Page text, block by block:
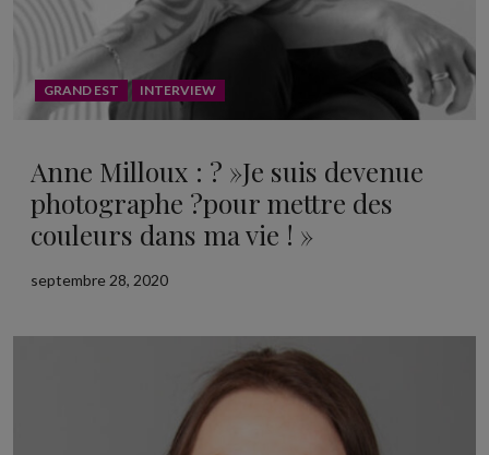
GRAND EST INTERVIEW
Anne Milloux : ? »Je suis devenue
photographe ?pour mettre des
couleurs dans ma vie ! »
septembre 28, 2020